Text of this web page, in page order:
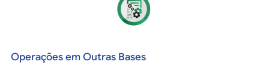
Operações em Outras Bases